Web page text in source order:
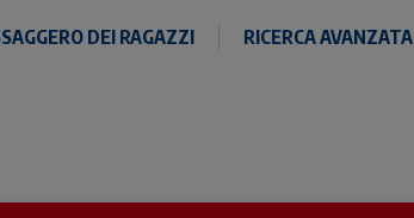
DEI RAGAZZI RICERCA AVANZATA